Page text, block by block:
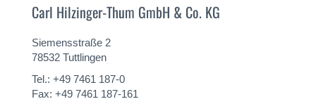
Carl Hilzinger-Thum GmbH & Co. KG
Siemensstraße 2
78532 Tuttlingen
Tel.: +49 7461 187-0
Fax: +49 7461 187-161